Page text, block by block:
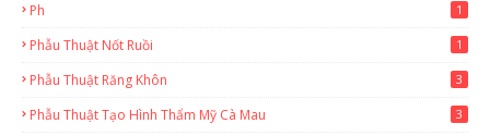
Ph 1
Phẫu Thuật Nốt Ruồi 1
Phẫu Thuật Răng Khôn 3
Phẫu Thuật Tạo Hình Thẩm Mỹ Cà Mau 3